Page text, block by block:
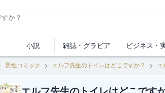
小説 雑誌・ グラビア ビジネス ・
男性コミック エルフ先生のトイレはどこですか？ エ